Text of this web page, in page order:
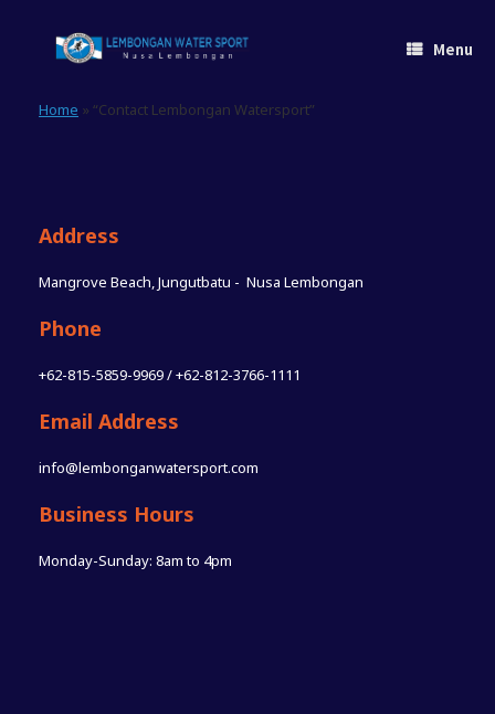
Menu
Home » “Contact Lembongan Watersport”
Address
Mangrove Beach, Jungutbatu - Nusa Lembongan
Phone
+62-815-5859-9969 / +62-812-3766-1111
Email Address
info@lembonganwatersport.com
Business Hours
Monday-Sunday: 8am to 4pm